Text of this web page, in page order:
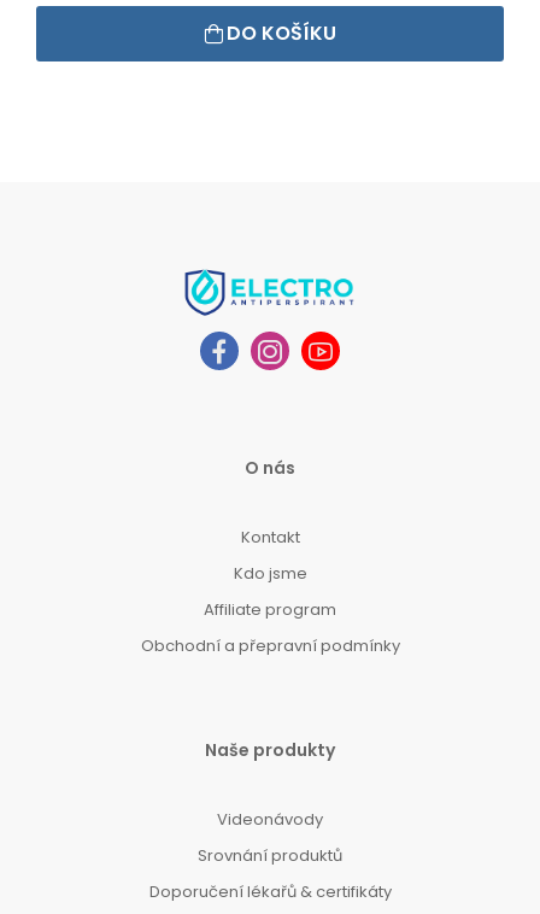
DO KOŠÍKU
O nás
Kontakt
Kdo jsme
Affiliate program
Obchodní a přepravní podmínky
Naše produkty
Videonávody
Srovnání produktů
Doporučení lékařů & certifikáty